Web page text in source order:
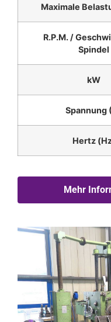
Maximale
R.P.M. /
Spindel
kW
Spannung
Hertz
Mehr